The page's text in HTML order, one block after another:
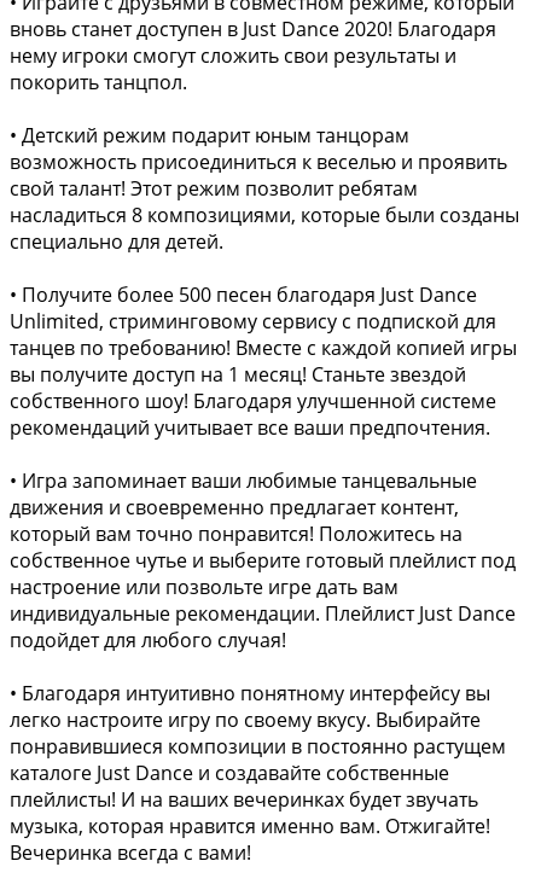
вновь станет доступен в Just Dance 2020! Благодаря
нему игроки смогут сложить свои результаты и
покорить танцпол.
• Детский режим подарит юным танцорам
возможность присоединиться к веселью и проявить
свой талант! Этот режим позволит ребятам
насладиться 8 композициями, которые были созданы
специально для детей.
• Получите более 500 песен благодаря Just Dance
Unlimited, стриминговому сервису с подпиской для
танцев по требованию! Вместе с каждой копией игры
вы получите доступ на 1 месяц! Станьте звездой
собственного шоу! Благодаря улучшенной системе
рекомендаций учитывает все ваши предпочтения.
• Игра запоминает ваши любимые танцевальные
движения и своевременно предлагает контент,
который вам точно понравится! Положитесь на
собственное чутье и выберите готовый плейлист под
настроение или позвольте игре дать вам
индивидуальные рекомендации. Плейлист Just Dance
подойдет для любого случая!
• Благодаря интуитивно понятному интерфейсу вы
легко настроите игру по своему вкусу. Выбирайте
понравившиеся композиции в постоянно растущем
каталоге Just Dance и создавайте собственные
плейлисты! И на ваших вечеринках будет звучать
музыка, которая нравится именно вам. Отжигайте!
Вечеринка всегда с вами!